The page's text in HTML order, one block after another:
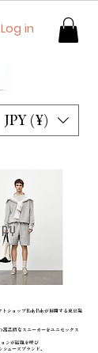
JPY (¥)
Log in
ョップRolyPolyが展開する東京発
高品質なスニーカーをユニセックス
ョンが話題を呼び
ューズブランド。